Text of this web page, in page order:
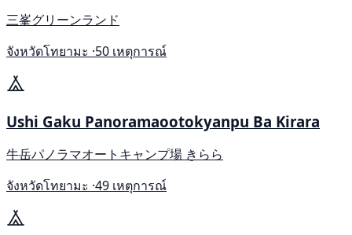
三峯グリーンランド
จังหวัดโทยามะ ·50 เหตุการณ์
Ushi Gaku Panoramaootokyanpu Ba Kirara
牛岳パノラマオートキャンプ場 きらら
จังหวัดโทยามะ ·49 เหตุการณ์